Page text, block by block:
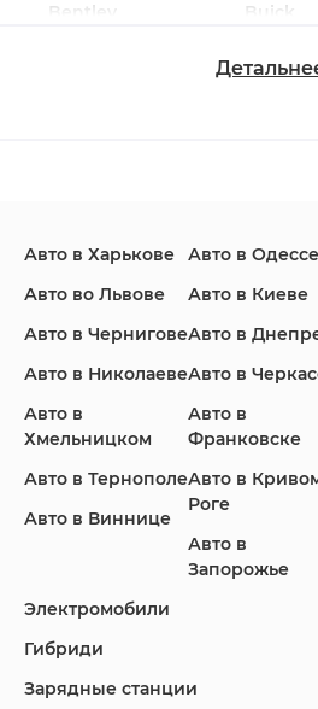
Bentley Buick
Infiniti Jaguar
Land Rover
Lincoln
Авто в Харькове
Авто во Львове
Авто в Чернигове
Авто в Николаеве
Авто в
Хмельницком
Авто в Тернополе
Авто в Виннице
Авто в Одессе
Авто в Киеве
Авто в
Авто в
Авто в
Франковске
Авто в
Роге
Авто в
Запорожье
Электромобили
Гибриди
Зарядные станции